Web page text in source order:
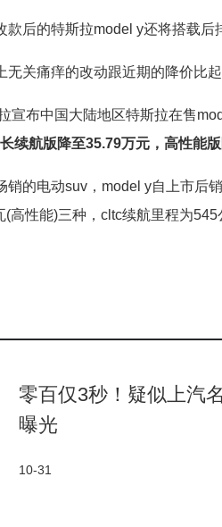
后的特斯拉model y还将搭载后
关痛痒的改动跟近期的降价比起
布中国大陆地区特斯拉在售
续航版降至35.79万元，高性能
的电动suv，model y自上市后
(高性能)三种，cltc续航里程为
零百仅3秒！疑似上汽
曝光
10-31